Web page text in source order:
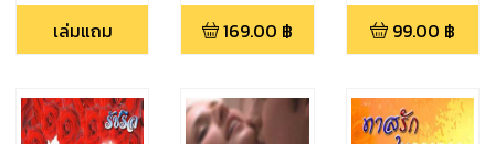
เล่มแถม
169.00 ฿ 99.00 ฿